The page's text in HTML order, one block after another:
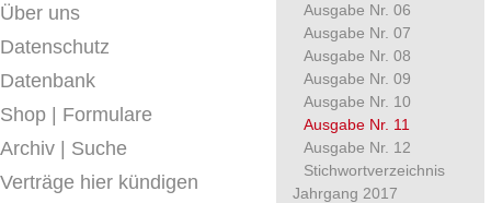
Über uns
Datenschutz
Datenbank
Shop | Formulare
Archiv | Suche
Verträge hier kündigen
Ausgabe Nr. 06
Ausgabe Nr. 07
Ausgabe Nr. 08
Ausgabe Nr. 09
Ausgabe Nr. 10
Ausgabe Nr. 11
Ausgabe Nr. 12
Stichwortverzeichnis
Jahrgang 2017